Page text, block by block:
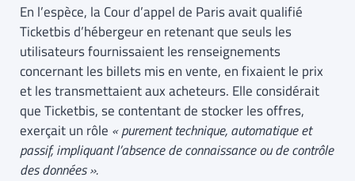
En l’espèce, la Cour d’appel de Paris avait qualifié
Ticketbis d’hébergeur en retenant que seuls les
utilisateurs fournissaient les renseignements
concernant les billets mis en vente, en fixaient le prix
et les transmettaient aux acheteurs. Elle considérait
que Ticketbis, se contentant de stocker les offres,
exerçait un rôle « purement technique, automatique et
passif, impliquant l’absence de connaissance ou de contrôle
des données ».